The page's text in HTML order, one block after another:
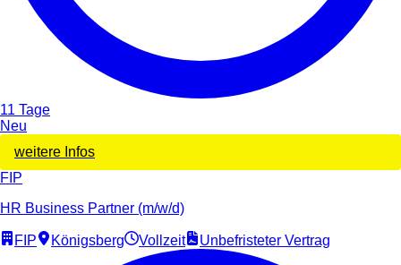
11 Tage
Neu
weitere Infos
FIP
HR Business Partner (m/w/d)
FIP Königsberg Vollzeit Unbefristeter Vertrag